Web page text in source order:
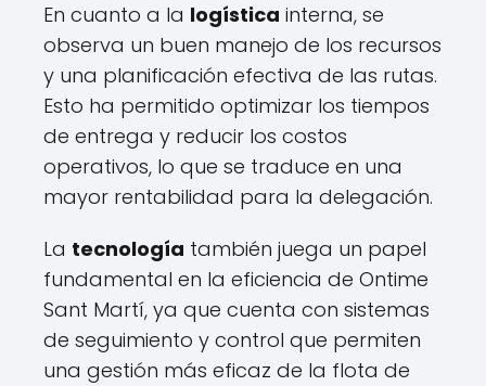
En cuanto a la logística interna, se
observa un buen manejo de los recursos
y una planificación efectiva de las rutas.
Esto ha permitido optimizar los tiempos
de entrega y reducir los costos
operativos, lo que se traduce en una
mayor rentabilidad para la delegación.
La tecnología también juega un papel
fundamental en la eficiencia de Ontime
Sant Martí, ya que cuenta con sistemas
de seguimiento y control que permiten
una gestión más eficaz de la flota de